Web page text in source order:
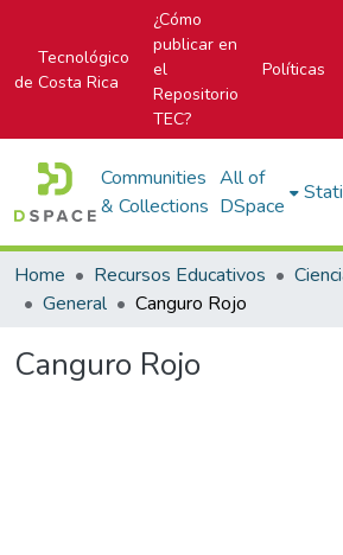
Tecnológico
de Costa Rica
¿Cómo
publicar en
el
Repositorio
TEC?
Políticas
Communities
& Collections
All of
DSpace
Home Recursos Educativos
General
Canguro Rojo
Canguro Rojo